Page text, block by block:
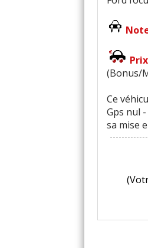
(Bonus/
Ce
Gps nul
sa mise